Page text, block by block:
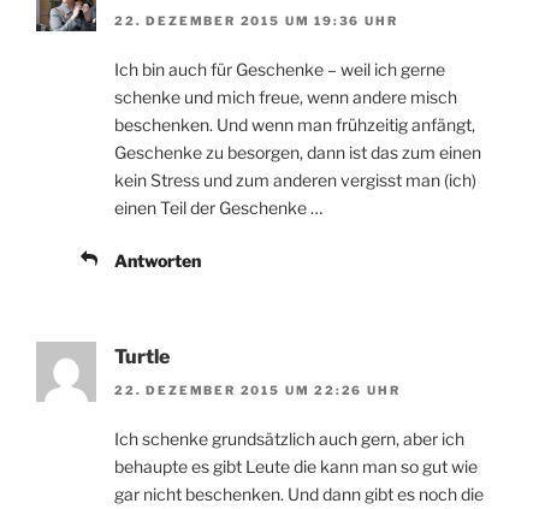
22. DEZEMBER 2015 UM 19:36 UHR
Ich bin auch für Geschenke – weil ich gerne
schenke und mich freue, wenn andere misch
beschenken. Und wenn man frühzeitig anfängt,
Geschenke zu besorgen, dann ist das zum einen
kein Stress und zum anderen vergisst man (ich)
einen Teil der Geschenke …
Antworten
Turtle
22. DEZEMBER 2015 UM 22:26 UHR
Ich schenke grundsätzlich auch gern, aber ich
behaupte es gibt Leute die kann man so gut wie
gar nicht beschenken. Und dann gibt es noch die